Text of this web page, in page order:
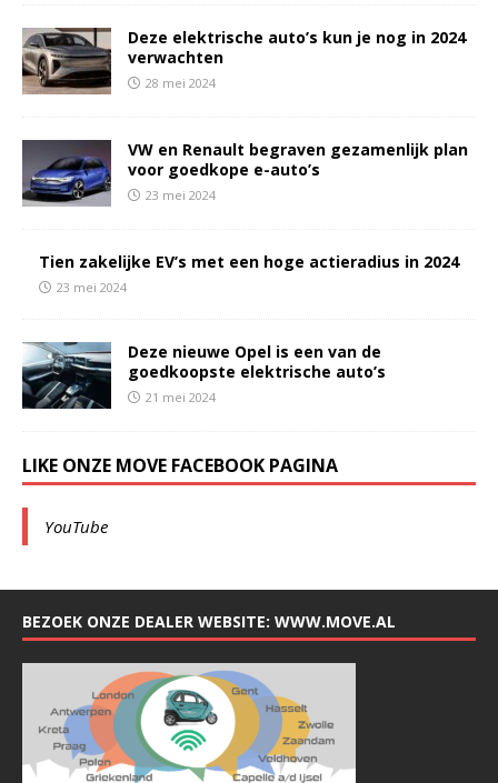
Deze elektrische auto’s kun je nog in 2024
verwachten
28 mei 2024
VW en Renault begraven gezamenlijk plan
voor goedkope e-auto’s
23 mei 2024
Tien zakelijke EV’s met een hoge actieradius in 2024
23 mei 2024
Deze nieuwe Opel is een van de
goedkoopste elektrische auto’s
21 mei 2024
LIKE ONZE MOVE FACEBOOK PAGINA
YouTube
BEZOEK ONZE DEALER WEBSITE: WWW.MOVE.AL